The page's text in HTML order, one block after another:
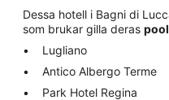
Dessa hotell i Bagni di
som brukar gilla deras pool
Lugliano
Antico Albergo Terme
Park Hotel Regina